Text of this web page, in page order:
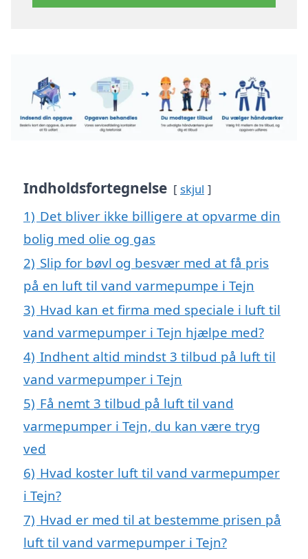
Indholdsfortegnelse skjul
1) Det bliver ikke billigere at opvarme din
bolig med olie og gas
2) Slip for bøvl og besvær med at få pris
på en luft til vand varmepumpe i Tejn
3) Hvad kan et firma med speciale i luft til
vand varmepumper i Tejn hjælpe med?
4) Indhent altid mindst 3 tilbud på luft til
vand varmepumper i Tejn
5) Få nemt 3 tilbud på luft til vand
varmepumper i Tejn, du kan være tryg
ved
6) Hvad koster luft til vand varmepumper
i Tejn?
7) Hvad er med til at bestemme prisen på
luft til vand varmepumper i Tejn?